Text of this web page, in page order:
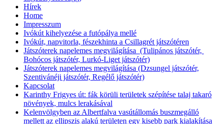
Hírek
Home
Impresszum
Ivókút kihelyezése a futópálya mellé
Ivókút, napvitorla, fészekhinta a Csillagrét játszótéren
Játszóterek napelemes megvilágítása (Tulipános játszótér,
Bohócos játszótér, Lurkó-Liget játszótér)
Játszóterek napelemes megvilágítása (Dzsungel játszótér,
Szentivánéji játszótér, Regélő játszótér)
Kapcsolat
Karinthy Frigyes út: fák körüli területek szépítése talaj takaró
növények, mulcs lerakásával
Kelenvölgyben az Albertfalva vasútállomás buszmegálló
mellett az ellipszis alakú területen egy kisebb park kialakítása